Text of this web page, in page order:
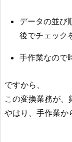
データの並び
後でチェック
手作業なので
ですから、
この変換業務が、
やはり、手作業か